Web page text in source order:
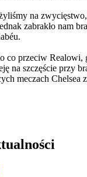
na
zabrakło nam
co przeciw
na szczęście przy
meczach Chelsea